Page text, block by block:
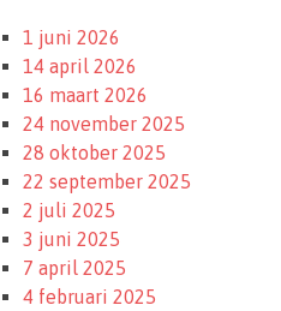
1 juni 2026
14 april 2026
16 maart 2026
24 november 2025
28 oktober 2025
22 september 2025
2 juli 2025
3 juni 2025
7 april 2025
4 februari 2025